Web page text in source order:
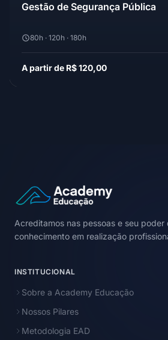
Gestão de Segurança Pública
80h · 120h · 180h
A partir de R$ 120,00
Acreditamos nas pessoas e seu
conhecimento em realização
INSTITUCIONAL
Sobre a Academy Educação
Nossos Pilares
Metodologia EAD